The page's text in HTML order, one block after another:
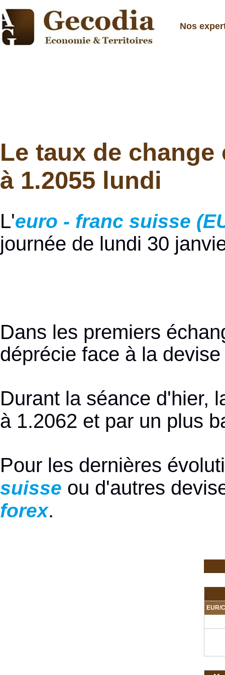
Nos
Le taux de
à 1.2055 lundi
L'euro - franc suisse
journée de lundi 30
Dans les premiers
déprécie face à la
Durant la séance d'hier,
à 1.2062 et par un plus
Pour les dernières
suisse ou d'autres
forex.
EUR/